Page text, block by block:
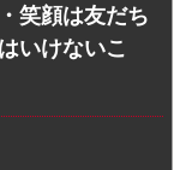
笑顔は友だち
いけないこ